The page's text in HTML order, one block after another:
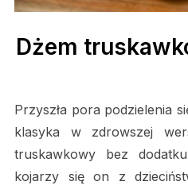
Dżem
Przyszła pora podzielenia
klasyka w zdrowszej
truskawkowy bez
kojarzy się on z